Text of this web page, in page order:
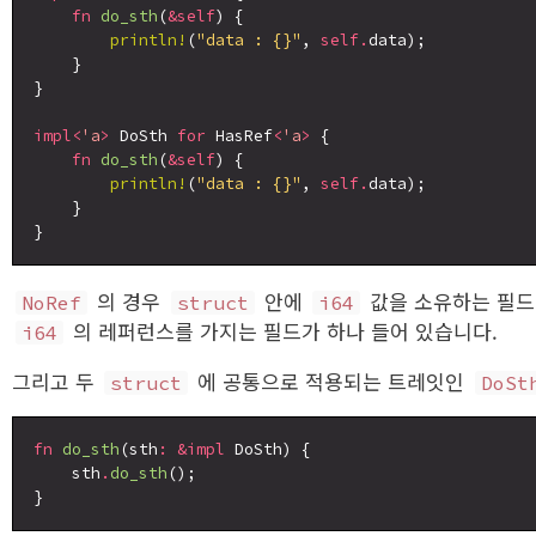
fn do_sth (&self) {
println! ("data : {}" , self. data);
    }
}
impl<'a> DoSth for HasRef<'a>
{
fn do_sth (&self) {
println! ("data : {}" , self. data);
    }
NoRef 의 경우 struct 안에 i64 값을 소유하는 필
i64
의 레퍼런스를 가지는 필드가 하나 들어 있습니다.
그리고 두
struct 에 공통으로 적용되는 트레잇인
fn do_sth (sth : &impl DoSth) {
    sth
. do_sth ();